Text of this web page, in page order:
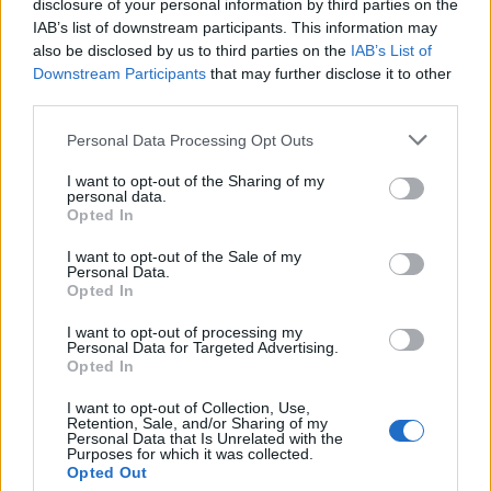
disclosure of your personal information by third parties on the
IAB’s list of downstream participants. This information may
also be disclosed by us to third parties on the IAB’s List of
Downstream Participants that may further disclose it to other
Personal Data Processing Opt Outs
I want to opt-out of the Sharing of my
personal data.
Opted In
I want to opt-out of the Sale of my
Personal Data.
Opted In
I want to opt-out of processing my
Personal Data for Targeted Advertising.
Opted In
I want to opt-out of Collection, Use,
Retention, Sale, and/or Sharing of my
Personal Data that Is Unrelated with the
Purposes for which it was collected.
Opted Out
Renovering av en Honda Civic Aerodeck
VTi
181 svar
Senaste inlägget avXebers76 Igår 20:48iProjekt
Senaste inlägget avXebers76 Igår 20:38
Nyaste forumtrådarna
Passat -13 2.0tdi DSG Växellåda bråkar
Senaste inlägget av The-GOAT för 2 timmar sedan iGenerell
felsökning
Motorvärmare?
Senaste inlägget av BilFixare för 8 timmar sedan
hybridbilar
Slipa och polera rinningar 4 svar
Senaste inlägget avturboblondie tisdag 14:22
biltvätt